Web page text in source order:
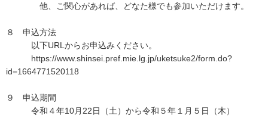
他、ご関心があれば、どなた様でも参加いただけます。
８ 申込方法
以下URLからお申込みください。
https://www.shinsei.pref.mie.lg.jp/uketsuke2/form.do?
id=1664771520118
９ 申込期間
令和４年10月22日（土）から令和５年１月５日（木）